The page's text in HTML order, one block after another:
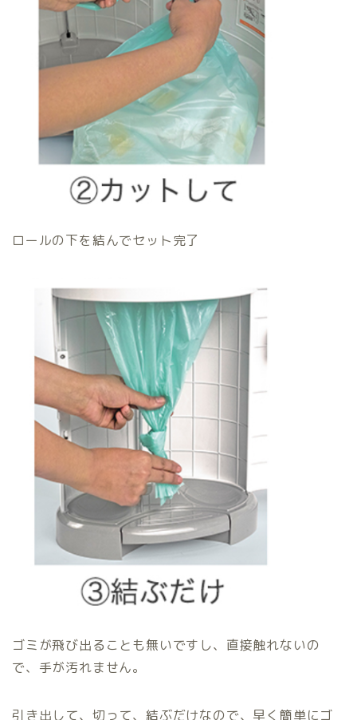
ロールの下を結んでセット完了
ゴミが飛び出ることも無いですし、直接触れないの
で、手が汚れません。
引き出して、切って、結ぶだけなので、早く簡単にゴ